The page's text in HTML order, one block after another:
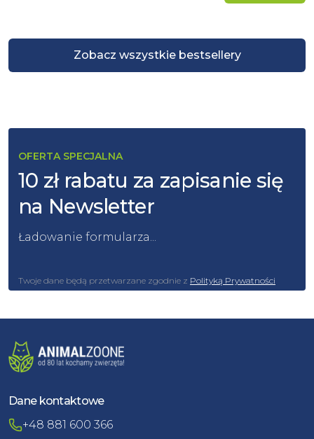
Zobacz wszystkie bestsellery
OFERTA SPECJALNA
10 zł rabatu za zapisanie się
na Newsletter
Ładowanie formularza...
Twoje dane będą przetwarzane zgodnie z Polityką Prywatności
Dane kontaktowe
+48 881 600 366